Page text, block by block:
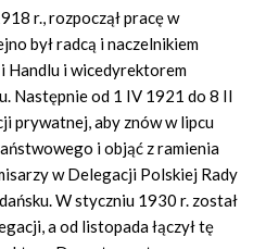
r., rozpoczął pracę w
był radcą i naczelnikiem
Handlu i wicedyrektorem
Następnie od 1 IV 1921 do 8 II
prywatnej, aby znów w lipcu
i objąć z ramienia
w Delegacji Polskiej Rady
W styczniu 1930 r. został
a od listopada łączył tę